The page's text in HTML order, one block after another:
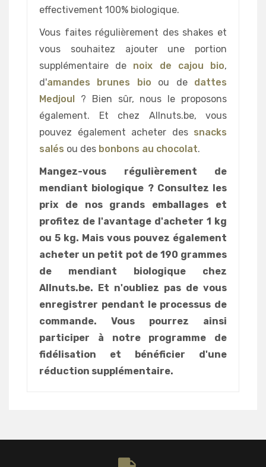
effectivement 100% biologique.
Vous faites régulièrement des shakes et
vous souhaitez ajouter une portion
supplémentaire de noix de cajou bio,
d'amandes brunes bio ou de dattes
Medjoul ? Bien sûr, nous le proposons
également. Et chez Allnuts.be, vous
pouvez également acheter des snacks
salés ou des bonbons au chocolat.
Mangez-vous régulièrement de
mendiant biologique ? Consultez les
prix de nos grands emballages et
profitez de l'avantage d'acheter 1 kg
ou 5 kg. Mais vous pouvez également
acheter un petit pot de 190 grammes
de mendiant biologique chez
Allnuts.be. Et n'oubliez pas de vous
enregistrer pendant le processus de
commande. Vous pourrez ainsi
participer à notre programme de
fidélisation et bénéficier d'une
réduction supplémentaire.